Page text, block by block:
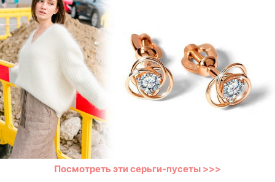
Посмотреть эти серьги-пусеты >>>